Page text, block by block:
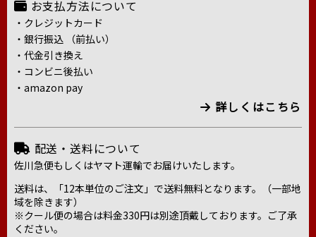
お支払方法について
・クレジットカード
・銀行振込 （前払い）
・代金引き換え
・コンビニ後払い
・amazon pay
詳しくはこちら
配送・送料について
佐川急便もしくはヤマト運輸でお届けいたします。
送料は、「12本単位のご注文」で送料無料となります。（一部地
域を除きます）
※クール便の場合は料金330円は別途頂戴しております。ご了承
ください。